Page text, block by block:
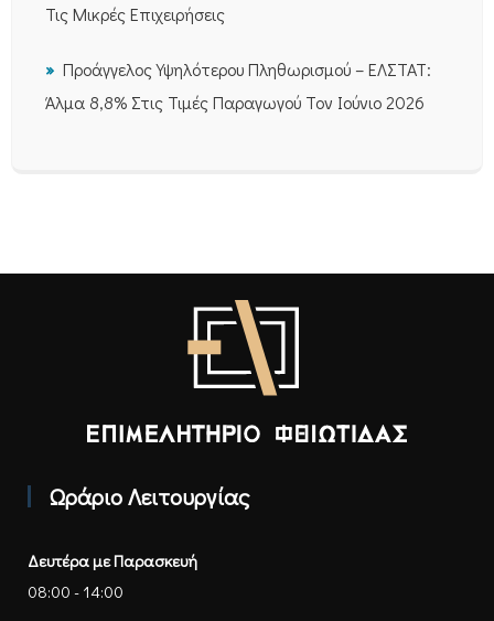
Τις Μικρές Επιχειρήσεις
Προάγγελος Υψηλότερου Πληθωρισμού – ΕΛΣΤΑΤ:
Άλμα 8,8% Στις Τιμές Παραγωγού Τον Ιούνιο 2026
Ωράριο Λειτουργίας
Δευτέρα με Παρασκευή
08:00 - 14:00